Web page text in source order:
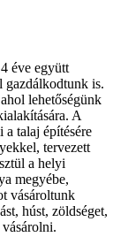
éve együtt
gazdálkodtunk is.
lehetőségünk
A
a talaj építésére
tervezett
a helyi
megyébe,
vásároltunk
húst, zöldséget,